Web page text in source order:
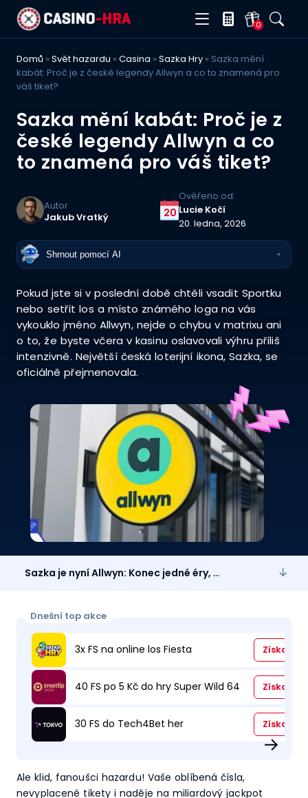
0
Domů » Svět hazardu » Casina » Sazka Hry » Sazka mění
kabát: Proč je z české legendy Allwyn a co to znamená pro
váš tiket?
Sazka mění kabát: Proč je z
české legendy Allwyn a co
to znamená pro váš tiket?
Autor
Jakub Vratký
20
Ověřeno od:
Lucie Kočí
20. ledna, 2026
Shrnout pomocí AI ▼
Pokud jste si v poslední době chtěli vsadit Sportku
nebo setřít los a místo známého loga na vás
vykouklo jméno Allwyn, nejde o chybu v matrixu ani
o to, že byste včera v kasinu oslavovali výhru příliš
intenzivně. Největší česká loterijní ikona, Sazka, se
oficiálně přejmenovala.
Sazka je nyní Allwyn: Konec jedné éry, nebo začátek globální párty?
Dnešní top akce
3x FS na online los Fiesta Získat
40 FS po 5 Kč do hry Super Wild 64 Získat
30 FS do Tech4Bet her Získat
→
Ale klid, fanoušci hazardu! Vaše oblíbená čísla,
nevyplacené tikety i naděje na miliardový jackpot